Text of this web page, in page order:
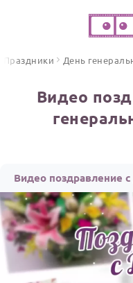
ПО ФОРМАТУ
Открытки
Стихи и тексты
ПРАЗДНИКИ
С Днем рождения
ИНСТРУМЕНТЫ
ОТЗЫВЫ
Праздники День
Видео
Видео поздравление